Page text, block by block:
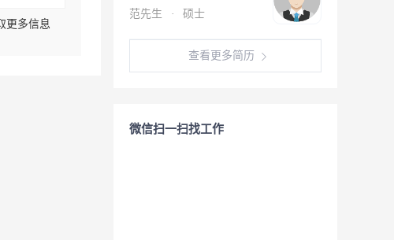
更多信息
范先生 · 硕士
查看更多简历
微信扫一扫找工作